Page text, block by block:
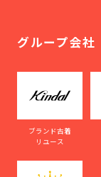
グループ会社
ブランド古着
リユース